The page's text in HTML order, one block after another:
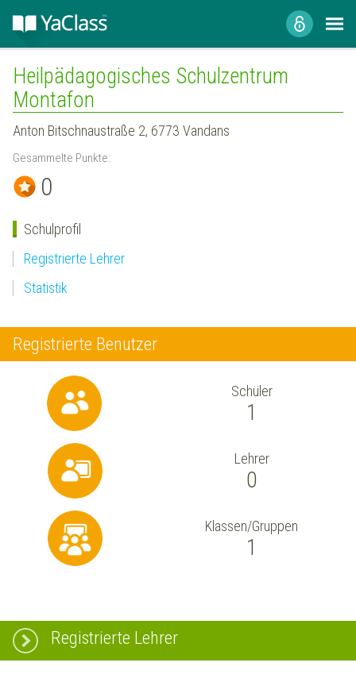
Heilpädagogisches Schulzentrum
Montafon
Anton Bitschnaustraße 2, 6773 Vandans
Gesammelte Punkte:
0
Schulprofil
Registrierte Lehrer
Statistik
Registrierte Benutzer
Schüler
1
Lehrer
0
Klassen/Gruppen
1
Registrierte Lehrer